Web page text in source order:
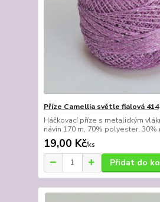
Příze Camellia světle fialová 414
Háčkovací příze s metalickým
návin 170 m, 70% polyester,
19,00 Kč/ks
Přidat do